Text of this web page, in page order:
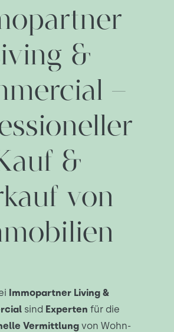
&
–
&
von
Immopartner Living &
sind Experten für die
Vermittlung von Wohn-